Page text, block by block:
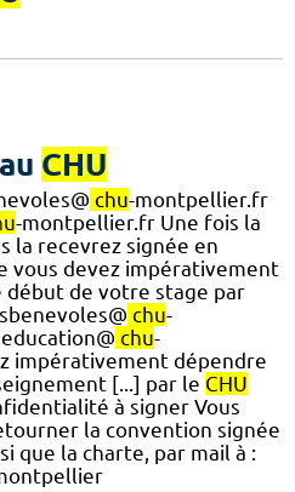
CHU
chu-montpellier.fr
-montpellier.fr Une fois la
la recevrez signée en
vous devez impérativement
début de votre stage par
chu-
chu-
impérativement dépendre
[...] par le CHU
à signer Vous
la convention signée
que la charte, par mail à :